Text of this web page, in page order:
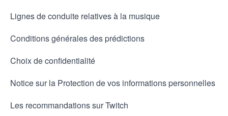
Lignes de conduite relatives à la musique
Conditions générales des prédictions
Choix de confidentialité
Notice sur la Protection de vos informations personnelles
Les recommandations sur Twitch